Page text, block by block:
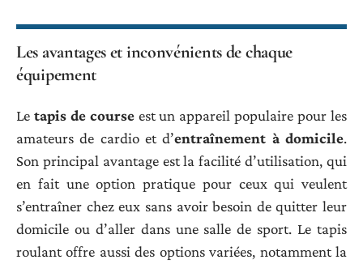
Les avantages et inconvénients de chaque
équipement
Le tapis de courseest un appareil populaire pour les
amateurs de cardio et d’entraînement à domicile.
Son principal avantage est la facilité d’utilisation, qui
en fait une option pratique pour ceux qui veulent
s’entraîner chez eux sans avoir besoin de quitter leur
domicile ou d’aller dans une salle de sport. Le tapis
roulant offre aussi des options variées, notamment la